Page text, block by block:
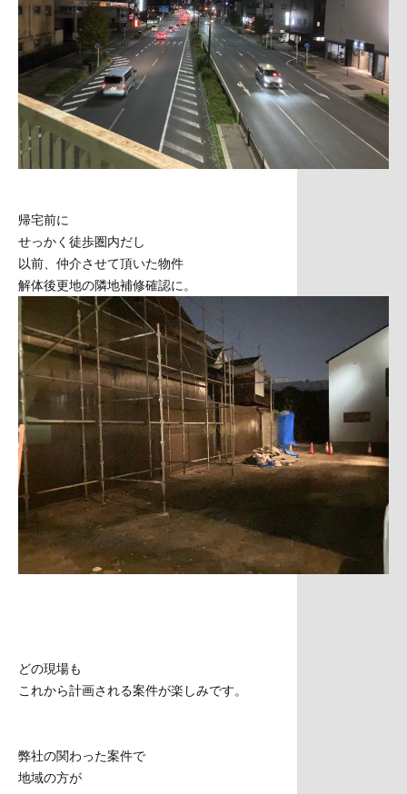
帰宅前に
せっかく徒歩圏内だし
以前、仲介させて頂いた物件
解体後更地の隣地補修確認に。
どの現場も
これから計画される案件が楽しみです。
弊社の関わった案件で
地域の方が